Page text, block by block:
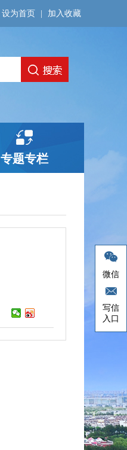
微信
写信
入口
设为首页 加入收藏
专题专栏